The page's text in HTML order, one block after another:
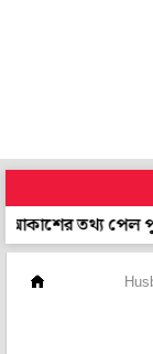
তথ্য পেল পুলিশ